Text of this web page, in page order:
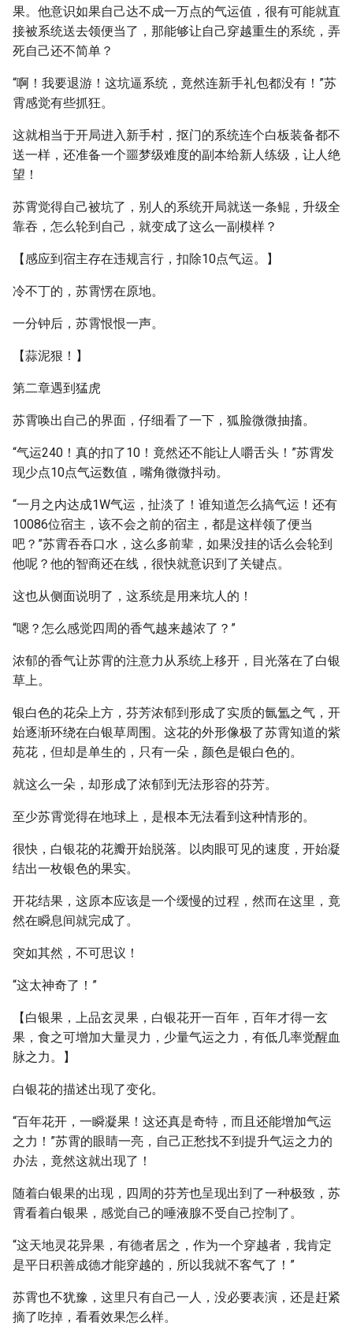
果。他意识如果自己达不成一万点的气运值，很有可能就直
接被系统送去领便当了，那能够让自己穿越重生的系统，弄
死自己还不简单？
“啊！我要退游！这坑逼系统，竟然连新手礼包都没有！”苏
霄感觉有些抓狂。
这就相当于开局进入新手村，抠门的系统连个白板装备都不
送一样，还准备一个噩梦级难度的副本给新人练级，让人绝
望！
苏霄觉得自己被坑了，别人的系统开局就送一条鲲，升级全
靠吞，怎么轮到自己，就变成了这么一副模样？
【感应到宿主存在违规言行，扣除10点气运。】
冷不丁的，苏霄愣在原地。
一分钟后，苏霄恨恨一声。
【蒜泥狠！】
第二章遇到猛虎
苏霄唤出自己的界面，仔细看了一下，狐脸微微抽搐。
“气运240！真的扣了10！竟然还不能让人嚼舌头！”苏霄发
现少点10点气运数值，嘴角微微抖动。
“一月之内达成1W气运，扯淡了！谁知道怎么搞气运！还有
10086位宿主，该不会之前的宿主，都是这样领了便当
吧？”苏霄吞吞口水，这么多前辈，如果没挂的话么会轮到
他呢？他的智商还在线，很快就意识到了关键点。
这也从侧面说明了，这系统是用来坑人的！
“嗯？怎么感觉四周的香气越来越浓了？”
浓郁的香气让苏霄的注意力从系统上移开，目光落在了白银
草上。
银白色的花朵上方，芬芳浓郁到形成了实质的氤氲之气，开
始逐渐环绕在白银草周围。这花的外形像极了苏霄知道的紫
苑花，但却是单生的，只有一朵，颜色是银白色的。
就这么一朵，却形成了浓郁到无法形容的芬芳。
至少苏霄觉得在地球上，是根本无法看到这种情形的。
很快，白银花的花瓣开始脱落。以肉眼可见的速度，开始凝
结出一枚银色的果实。
开花结果，这原本应该是一个缓慢的过程，然而在这里，竟
然在瞬息间就完成了。
突如其然，不可思议！
“这太神奇了！”
【白银果，上品玄灵果，白银花开一百年，百年才得一玄
果，食之可增加大量灵力，少量气运之力，有低几率觉醒血
脉之力。】
白银花的描述出现了变化。
“百年花开，一瞬凝果！这还真是奇特，而且还能增加气运
之力！”苏霄的眼睛一亮，自己正愁找不到提升气运之力的
办法，竟然这就出现了！
随着白银果的出现，四周的芬芳也呈现出到了一种极致，苏
霄看着白银果，感觉自己的唾液腺不受自己控制了。
“这天地灵花异果，有德者居之，作为一个穿越者，我肯定
是平日积善成德才能穿越的，所以我就不客气了！”
苏霄也不犹豫，这里只有自己一人，没必要表演，还是赶紧
摘了吃掉，看看效果怎么样。